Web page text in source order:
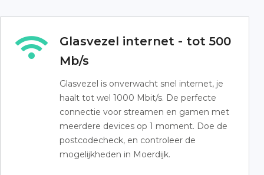
Glasvezel internet - tot 500
Mb/s
Glasvezel is onverwacht snel internet, je
haalt tot wel 1000 Mbit/s. De perfecte
connectie voor streamen en gamen met
meerdere devices op 1 moment. Doe de
postcodecheck, en controleer de
mogelijkheden in Moerdijk.